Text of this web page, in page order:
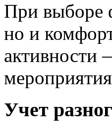
При выборе
но и
активности
Учет